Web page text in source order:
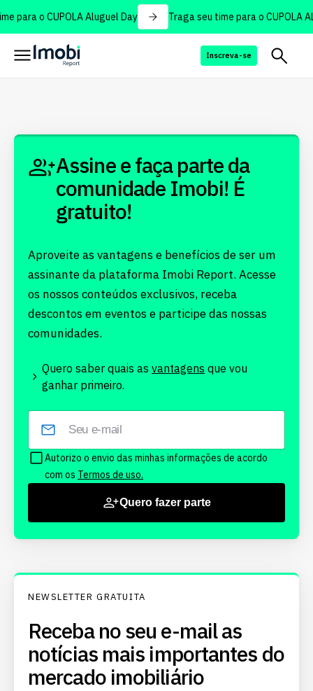
para o CUPOLA Aluguel Day Traga seu time para o CUPOLA
Inscreva-se
Assine e faça parte da
comunidade Imobi! É
gratuito!
Aproveite as vantagens e benefícios de ser um
assinante da plataforma Imobi Report. Acesse
os nossos conteúdos exclusivos, receba
descontos em eventos e participe das nossas
comunidades.
Quero saber quais as vantagens que vou
ganhar primeiro.
Autorizo o envio das minhas informações de acordo
com os Termos de uso.
Quero fazer parte
NEWSLETTER GRATUITA
Receba no seu e-mail as
notícias mais importantes do
mercado imobiliário